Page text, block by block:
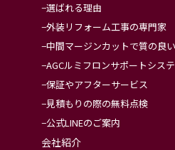
選ばれる理由
外装リフォーム工事の専門家
中間マージンカットで質の良
AGCルミフロンサポートシス
保証やアフターサービス
見積もりの際の無料点検
公式LINEのご案内
会社紹介